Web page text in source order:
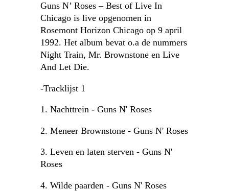
Guns N’ Roses – Best of Live In
Chicago is live opgenomen in
Rosemont Horizon Chicago op 9 april
1992. Het album bevat o.a de nummers
Night Train, Mr. Brownstone en Live
And Let Die.
-Tracklijst 1
1. Nachttrein - Guns N' Roses
2. Meneer Brownstone - Guns N' Roses
3. Leven en laten sterven - Guns N'
Roses
4. Wilde paarden - Guns N' Roses